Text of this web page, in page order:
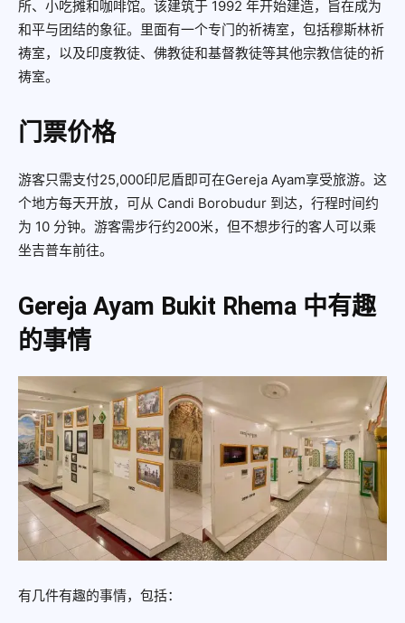
所、小吃摊和咖啡馆。该建筑于 1992 年开始建造，旨在成为
和平与团结的象征。里面有一个专门的祈祷室，包括穆斯林祈
祷室，以及印度教徒、佛教徒和基督教徒等其他宗教信徒的祈
祷室。
门票价格
游客只需支付25,000印尼盾即可在Gereja Ayam享受旅游。这
个地方每天开放，可从 Candi Borobudur 到达，行程时间约
为 10 分钟。游客需步行约200米，但不想步行的客人可以乘
坐吉普车前往。
Gereja Ayam Bukit Rhema 中有趣
的事情
有几件有趣的事情，包括：